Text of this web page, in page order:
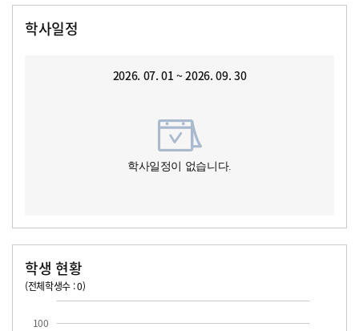
학사일정
2026. 07. 01 ~ 2026. 09. 30
학사일정이 없습니다.
학생 현황
(전체학생수 : 0)
100